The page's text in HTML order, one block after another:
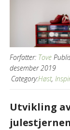
Forfatter: Tove
desember 2019
Category:Høst,
Utvikling